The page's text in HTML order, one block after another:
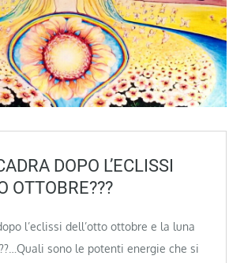
DOPO L’ECLISSI
OTTOBRE???
l’eclissi dell’otto ottobre e la luna
sono le potenti energie che si